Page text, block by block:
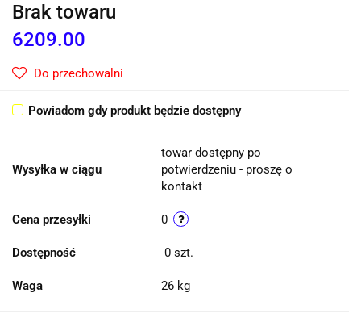
Brak towaru
6209.00
Do przechowalni
Powiadom gdy produkt będzie dostępny
Wysyłka w ciągu
towar dostępny po
potwierdzeniu - proszę o
kontakt
Cena przesyłki 0
Dostępność 0 szt.
Waga 26 kg